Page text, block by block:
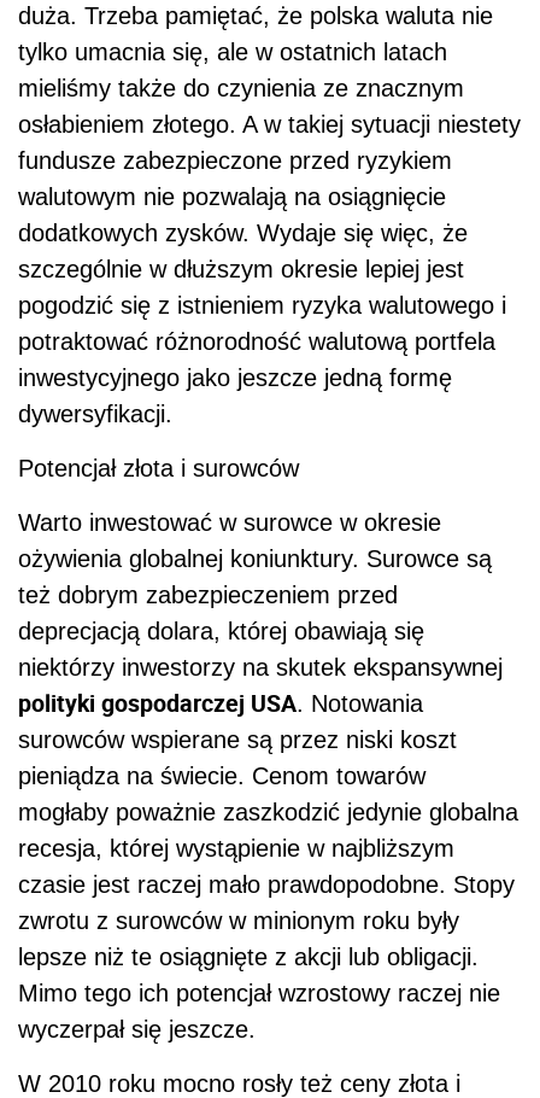
duża. Trzeba pamiętać, że polska waluta nie
tylko umacnia się, ale w ostatnich latach
mieliśmy także do czynienia ze znacznym
osłabieniem złotego. A w takiej sytuacji niestety
fundusze zabezpieczone przed ryzykiem
walutowym nie pozwalają na osiągnięcie
dodatkowych zysków. Wydaje się więc, że
szczególnie w dłuższym okresie lepiej jest
pogodzić się z istnieniem ryzyka walutowego i
potraktować różnorodność walutową portfela
inwestycyjnego jako jeszcze jedną formę
dywersyfikacji.
Potencjał złota i surowców
Warto inwestować w surowce w okresie
ożywienia globalnej koniunktury. Surowce są
też dobrym zabezpieczeniem przed
deprecjacją dolara, której obawiają się
niektórzy inwestorzy na skutek ekspansywnej
polityki gospodarczej USA. Notowania
surowców wspierane są przez niski koszt
pieniądza na świecie. Cenom towarów
mogłaby poważnie zaszkodzić jedynie globalna
recesja, której wystąpienie w najbliższym
czasie jest raczej mało prawdopodobne. Stopy
zwrotu z surowców w minionym roku były
lepsze niż te osiągnięte z akcji lub obligacji.
Mimo tego ich potencjał wzrostowy raczej nie
wyczerpał się jeszcze.
W 2010 roku mocno rosły też ceny złota i